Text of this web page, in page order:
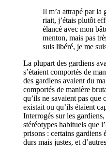
Il m’a attrapé par la
riait, j’étais plutôt
élancé avec mon
menton, mais pas
suis libéré, je me
La plupart des gardiens
s’étaient comportés de
des gardiens avaient du
comportés de manière
qu’ils ne savaient pas que
existait ou qu’ils étaient
Interrogés sur les
stéréotypes habituels que
prisons : certains gardiens
durs mais justes, et